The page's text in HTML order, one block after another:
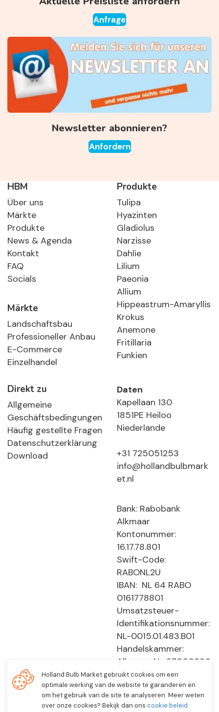
Anfrage
Newsletter abonnieren?
Anfordern
HBM
Über uns
Märkte
Produkte
News & Agenda
Kontakt
FAQ
Socials
Märkte
Landschaftsbau
Professioneller Anbau
E-Commerce
Einzelhandel
Produkte
Tulipa
Hyazinten
Gladiolus
Narzisse
Dahlie
Lilium
Paeonia
Allium
Hippeastrum-Amaryllis
Krokus
Anemone
Fritillaria
Funkien
Direkt zu
Allgemeine
Geschäftsbedingungen
Häufig gestellte Fragen
Datenschutzerklärung
Download
Daten
Kapellaan 130
1851PE Heiloo
Niederlande
+31 725051253
info@hollandbulbmark
et.nl
Bank: Rabobank
Alkmaar
Kontonummer:
16.17.78.801
Swift-Code:
RABONL2U
IBAN: NL 64 RABO
0161778801
Umsatzsteuer-
Identifikationsnummer:
NL-0015.01.483.B01
Handelskammer:
Alkmaar, Nr. 37000830
E0194 - EBO 505
Holland Bulb Market gebruikt cookies om een
optimale werking van de website te garanderen en
om het gebruik van de site te analyseren. Meer weten
over onze cookies? Bekijk dan ons cookie beleid.